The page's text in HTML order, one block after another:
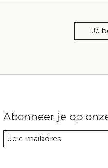
Je
Abonneer je op